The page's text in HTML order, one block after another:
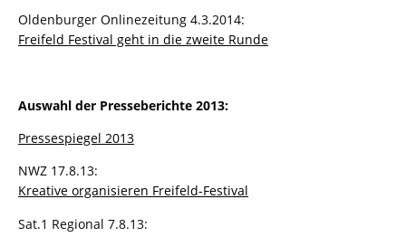
Oldenburger Onlinezeitung 4.3.2014:
Freifeld Festival geht in die zweite Runde
Auswahl der Presseberichte 2013:
Pressespiegel 2013
NWZ 17.8.13:
Kreative organisieren Freifeld-Festival
Sat.1 Regional 7.8.13: